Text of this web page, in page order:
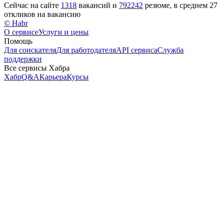
Сейчас на сайте 1318 вакансий и 792242 резюме, в среднем 27
откликов на вакансию
© Habr
О сервисеУслуги и цены
Помощь
Для соискателяДля работодателяAPI сервисаСлужба
поддержки
Все сервисы Хабра
ХабрQ&AКарьераКурсы